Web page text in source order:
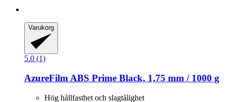
Varukorg
5.0 (1)
AzureFilm ABS Prime Black, 1,75 mm / 1000 g
Hög hållfasthet och slagtålighet